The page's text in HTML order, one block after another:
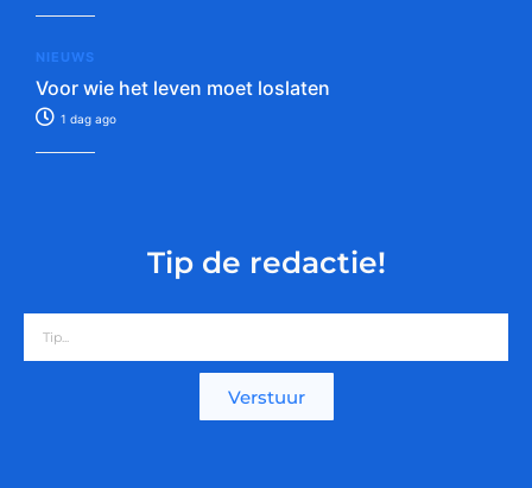
NIEUWS
Voor wie het leven moet loslaten
1 dag ago
Tip de redactie!
Verstuur